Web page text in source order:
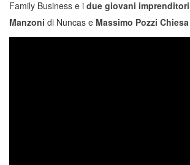
Family Business e i due giovani
Manzoni di Nuncas e Massimo Pozzi Chiesa